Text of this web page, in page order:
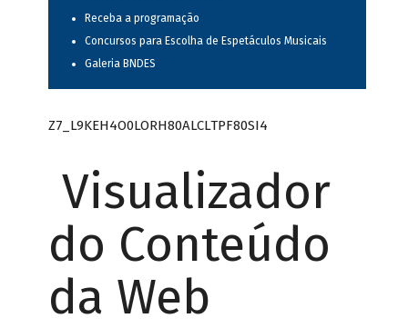
Receba a programação
Concursos para Escolha de Espetáculos Musicais
Galeria BNDES
Z7_L9KEH4O0LORH80ALCLTPF80SI4
Visualizador
do Conteúdo
da Web